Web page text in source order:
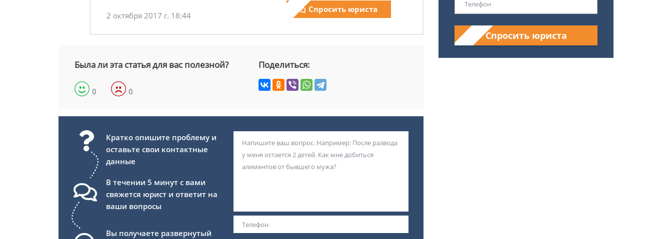
2 октября 2017 г. 18:44
Спросить юриста
Была ли эта статья для вас полезной?
0 0
Поделиться:
Кратко опишите проблему и
оставьте свои контактные
данные
В течении 5 минут с вами
свяжется юрист и ответит на
ваши вопросы
Вы получаете развернутый
Спросить юриста